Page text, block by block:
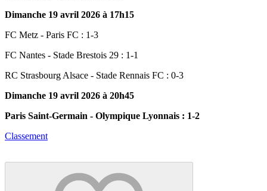
Dimanche 19 avril 2026 à 17h15
FC Metz - Paris FC : 1-3
FC Nantes - Stade Brestois 29 : 1-1
RC Strasbourg Alsace - Stade Rennais FC : 0-3
Dimanche 19 avril 2026 à 20h45
Paris Saint-Germain - Olympique Lyonnais : 1-2
Classement